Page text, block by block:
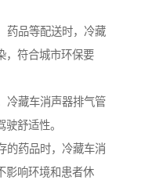
药品等配送时，冷藏
，符合城市环保要
冷藏车消声器排气管
舒适性。
的药品时，冷藏车消
影响环境和患者休